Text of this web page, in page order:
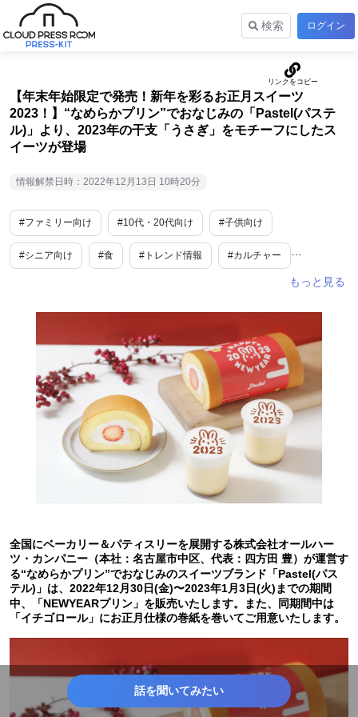
検索 ログイン
【年末年始限定で発売！新年を彩るお正月スイーツ
2023！】“なめらかプリン”でおなじみの「Pastel(パステ
ル)」より、2023年の干支「うさぎ」をモチーフにしたス
イーツが登場
情報解禁日時：2022年12月13日 10時20分
#ファミリー向け #10代・20代向け #子供向け
#シニア向け #食 #トレンド情報 #カルチャー
全国にベーカリー＆パティスリーを展開する株式会社オールハー
ツ・カンパニー（本社：名古屋市中区、代表：四方田 豊）が運営す
る“なめらかプリン”でおなじみのスイーツブランド「Pastel(パス
テル)」は、2022年12月30日(金)〜2023年1月3日(火)までの期間
中、「NEWYEARプリン」を販売いたします。また、同期間中は
「イチゴロール」にお正月仕様の巻紙を巻いてご用意いたします。
話を聞いてみたい